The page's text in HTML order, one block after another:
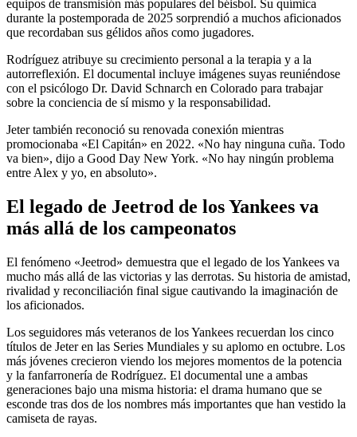
equipos de transmisión más populares del béisbol. Su química
durante la postemporada de 2025 sorprendió a muchos aficionados
que recordaban sus gélidos años como jugadores.
Rodríguez atribuye su crecimiento personal a la terapia y a la
autorreflexión. El documental incluye imágenes suyas reuniéndose
con el psicólogo Dr. David Schnarch en Colorado para trabajar
sobre la conciencia de sí mismo y la responsabilidad.
Jeter también reconoció su renovada conexión mientras
promocionaba «El Capitán» en 2022. «No hay ninguna cuña. Todo
va bien», dijo a Good Day New York. «No hay ningún problema
entre Alex y yo, en absoluto».
El legado de Jeetrod de los Yankees va
más allá de los campeonatos
El fenómeno «Jeetrod» demuestra que el legado de los Yankees va
mucho más allá de las victorias y las derrotas. Su historia de amistad,
rivalidad y reconciliación final sigue cautivando la imaginación de
los aficionados.
Los seguidores más veteranos de los Yankees recuerdan los cinco
títulos de Jeter en las Series Mundiales y su aplomo en octubre. Los
más jóvenes crecieron viendo los mejores momentos de la potencia
y la fanfarronería de Rodríguez. El documental une a ambas
generaciones bajo una misma historia: el drama humano que se
esconde tras dos de los nombres más importantes que han vestido la
camiseta de rayas.